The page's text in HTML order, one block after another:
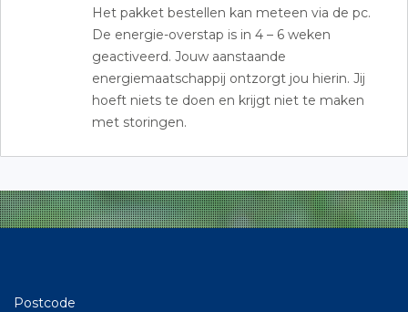
Het pakket bestellen kan meteen via de pc.
De energie-overstap is in 4 – 6 weken
geactiveerd. Jouw aanstaande
energiemaatschappij ontzorgt jou hierin. Jij
hoeft niets te doen en krijgt niet te maken
met storingen.
Postcode